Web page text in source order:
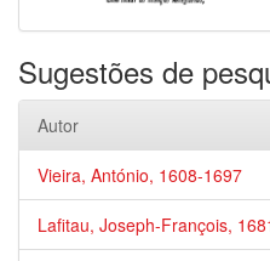
Sugestões de
Autor
Vieira, António, 1608-1697
Lafitau, Joseph-François,